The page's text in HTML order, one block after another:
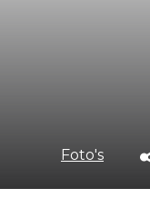
Foto's